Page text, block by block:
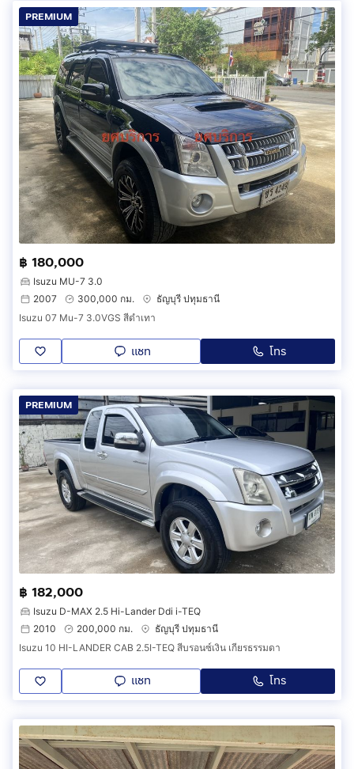
PREMIUM
฿ 180,000
Isuzu MU-7 3.0
2007
300,000 กม.
ธัญบุรี ปทุมธานี
Isuzu 07 Mu-7 3.0VGS สีดำเทา
แชท โทร
PREMIUM
฿ 182,000
Isuzu D-MAX 2.5 Hi-Lander Ddi i-TEQ
2010
200,000 กม.
ธัญบุรี ปทุมธานี
Isuzu 10 HI-LANDER CAB 2.5I-TEQ สีบรอนซ์เงิน เกียรธรรมดา
แชท โทร